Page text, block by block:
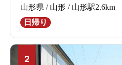
山形県 / 山形 / 山形駅2.6km
日帰り
2